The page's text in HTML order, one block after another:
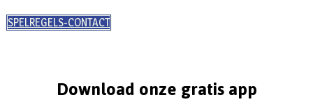
SPELREGELS-CONTACT
Download onze gratis app